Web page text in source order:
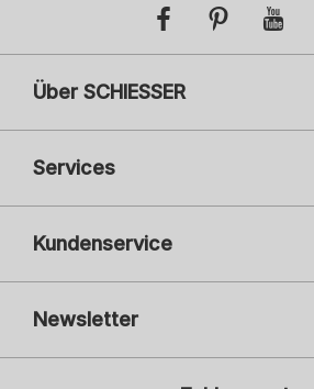
Über SCHIESSER
Services
Kundenservice
Newsletter